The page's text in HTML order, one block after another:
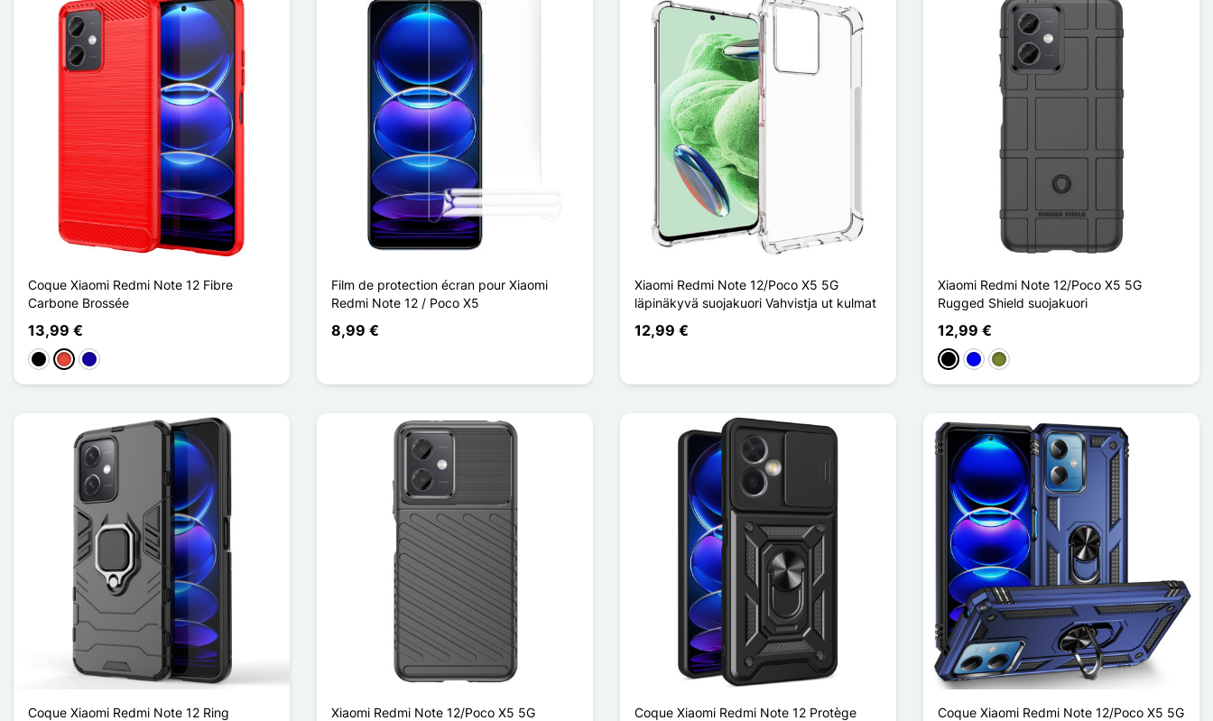
Coque Xiaomi Redmi Note 12 Fibre
Carbone Brossée
13,99 €
MustaPunainenBleu Foncé
Film de protection écran pour Xiaomi
Redmi Note 12 / Poco X5
8,99 €
Xiaomi Redmi Note 12/Poco X5 5G
läpinäkyvä suojakuori Vahvistja ut kulmat
12,99 €
Xiaomi Redmi Note 12/Poco X5 5G
Rugged Shield suojakuori
12,99 €
MustaSininen
Kaki
Coque Xiaomi Redmi Note 12 Ring
Xiaomi Redmi Note 12/Poco X5 5G
Coque Xiaomi Redmi Note 12 Protège
Coque Xiaomi Redmi Note 12/Poco X5 5G